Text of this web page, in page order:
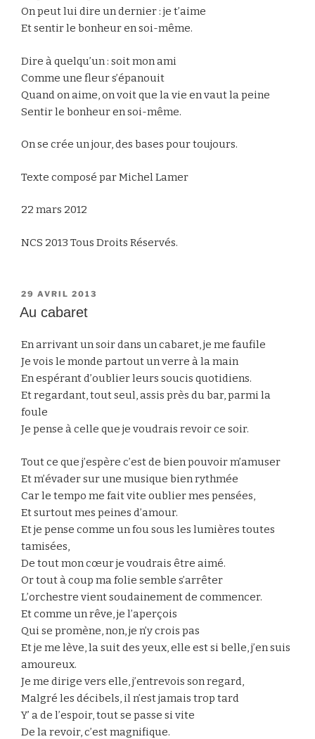
On peut lui dire un dernier : je t’aime
Et sentir le bonheur en soi-même.
Dire à quelqu’un : soit mon ami
Comme une fleur s’épanouit
Quand on aime, on voit que la vie en vaut la peine
Sentir le bonheur en soi-même.
On se crée un jour, des bases pour toujours.
Texte composé par Michel Lamer
22 mars 2012
NCS 2013 Tous Droits Réservés.
PUBLIÉ
LE
29 AVRIL 2013
Au cabaret
En arrivant un soir dans un cabaret, je me faufile
Je vois le monde partout un verre à la main
En espérant d’oublier leurs soucis quotidiens.
Et regardant, tout seul, assis près du bar, parmi la
foule
Je pense à celle que je voudrais revoir ce soir.
Tout ce que j’espère c’est de bien pouvoir m’amuser
Et m’évader sur une musique bien rythmée
Car le tempo me fait vite oublier mes pensées,
Et surtout mes peines d’amour.
Et je pense comme un fou sous les lumières toutes
tamisées,
De tout mon cœur je voudrais être aimé.
Or tout à coup ma folie semble s’arrêter
L’orchestre vient soudainement de commencer.
Et comme un rêve, je l’aperçois
Qui se promène, non, je n’y crois pas
Et je me lève, la suit des yeux, elle est si belle, j’en suis
amoureux.
Je me dirige vers elle, j’entrevois son regard,
Malgré les décibels, il n’est jamais trop tard
Y’ a de l’espoir, tout se passe si vite
De la revoir, c’est magnifique.